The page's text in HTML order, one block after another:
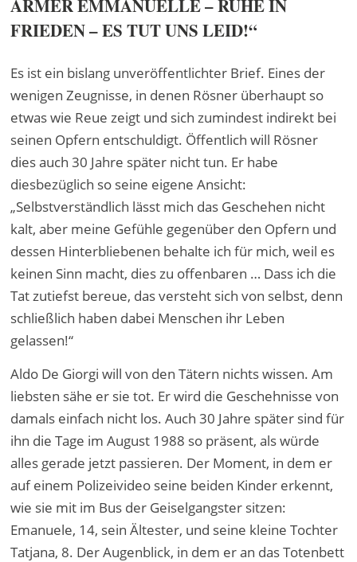
ARMER EMMANUELLE – RUHE IN
FRIEDEN – ES TUT UNS LEID!“
Es ist ein bislang unveröffentlichter Brief. Eines der
wenigen Zeugnisse, in denen Rösner überhaupt so
etwas wie Reue zeigt und sich zumindest indirekt bei
seinen Opfern entschuldigt. Öffentlich will Rösner
dies auch 30 Jahre später nicht tun. Er habe
diesbezüglich so seine eigene Ansicht:
„Selbstverständlich lässt mich das Geschehen nicht
kalt, aber meine Gefühle gegenüber den Opfern und
dessen Hinterbliebenen behalte ich für mich, weil es
keinen Sinn macht, dies zu offenbaren … Dass ich die
Tat zutiefst bereue, das versteht sich von selbst, denn
schließlich haben dabei Menschen ihr Leben
gelassen!“
Aldo De Giorgi will von den Tätern nichts wissen. Am
liebsten sähe er sie tot. Er wird die Geschehnisse von
damals einfach nicht los. Auch 30 Jahre später sind für
ihn die Tage im August 1988 so präsent, als würde
alles gerade jetzt passieren. Der Moment, in dem er
auf einem Polizeivideo seine beiden Kinder erkennt,
wie sie mit im Bus der Geiselgangster sitzen:
Emanuele, 14, sein Ältester, und seine kleine Tochter
Tatjana, 8. Der Augenblick, in dem er an das Totenbett